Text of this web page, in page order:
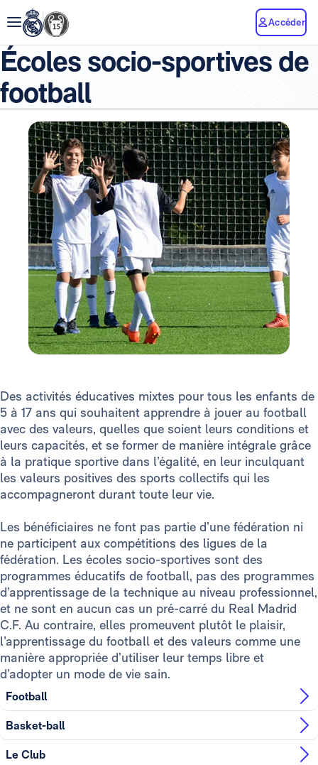
Accéder
Écoles socio-sportives de
football
Des activités éducatives mixtes pour tous les enfants de
5 à 17 ans qui souhaitent apprendre à jouer au football
avec des valeurs, quelles que soient leurs conditions et
leurs capacités, et se former de manière intégrale grâce
à la pratique sportive dans l’égalité, en leur inculquant
les valeurs positives des sports collectifs qui les
accompagneront durant toute leur vie.
Les bénéficiaires ne font pas partie d’une fédération ni
ne participent aux compétitions des ligues de la
fédération. Les écoles socio-sportives sont des
programmes éducatifs de football, pas des programmes
d’apprentissage de la technique au niveau professionnel,
et ne sont en aucun cas un pré-carré du Real Madrid
C.F. Au contraire, elles promeuvent plutôt le plaisir,
l’apprentissage du football et des valeurs comme une
manière appropriée d’utiliser leur temps libre et
d’adopter un mode de vie sain.
Football
Basket-ball
Le Club